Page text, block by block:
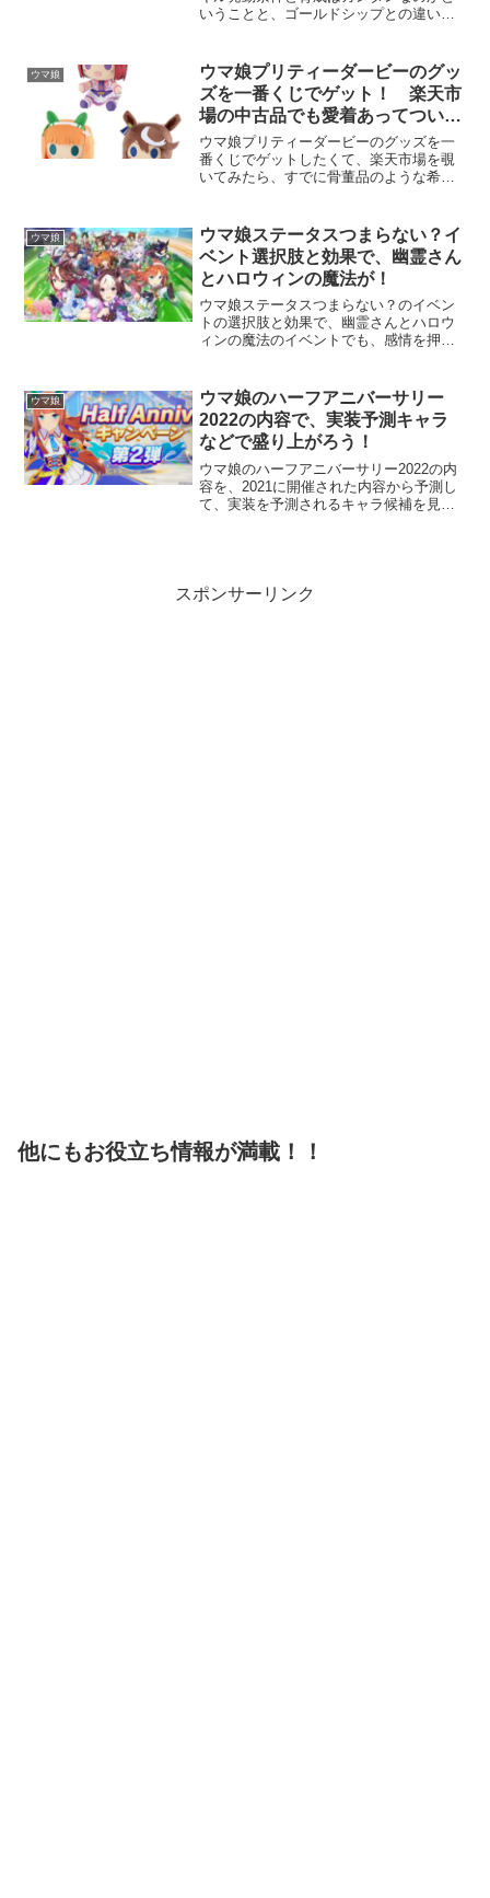
いうことと、ゴールドシップとの違いに
すめですが、ゴールドシップは長距離で
「追込」がおすすめで、少...
ウマ娘
ウマ娘プリティーダービーのグッ
ズを一番くじでゲット！ 楽天市
場の中古品でも愛着あってつい欲
しくなる
ウマ娘プリティーダービーのグッズを一
番くじでゲットしたくて、楽天市場を覗
いてみたら、すでに骨董品のような希少
ービーは育成ゲームが有名で、自分が育
ててみたいウマ娘のトレー...
ウマ娘
ウマ娘ステータスつまらない？イ
ベント選択肢と効果で、幽霊さん
とハロウィンの魔法が！
ウマ娘ステータスつまらない？のイベン
トの選択肢と効果で、幽霊さんとハロウ
ィンの魔法のイベントでも、感情を押し
す。「勢い任せ」は「逃げ」限定のスタ
ミナ回復スキルで、上り坂で...
ウマ娘
ウマ娘のハーフアニバーサリー
2022の内容で、実装予測キャラ
などで盛り上がろう！
ウマ娘のハーフアニバーサリー2022の内
容を、2021に開催された内容から予測し
て、実装を予測されるキャラ候補を見な
スポンサーリンク
他にもお役立ち情報が満載！！